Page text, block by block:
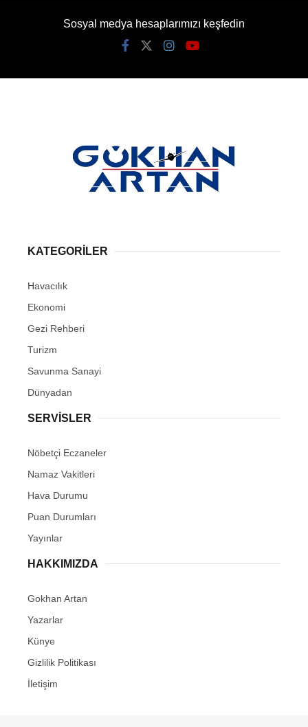
Sosyal medya hesaplarımızı keşfedin
KATEGORİLER
Havacılık
Ekonomi
Gezi Rehberi
Turizm
Savunma Sanayi
Dünyadan
SERVİSLER
Nöbetçi Eczaneler
Namaz Vakitleri
Hava Durumu
Puan Durumları
Yayınlar
HAKKIMIZDA
Gokhan Artan
Yazarlar
Künye
Gizlilik Politikası
İletişim